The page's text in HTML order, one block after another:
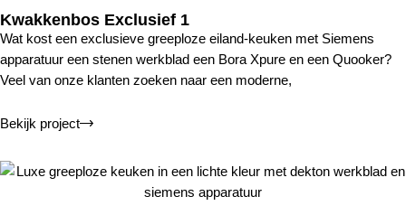
Kwakkenbos Exclusief 1
Wat kost een exclusieve greeploze eiland-keuken met Siemens
apparatuur een stenen werkblad een Bora Xpure en een Quooker?
Veel van onze klanten zoeken naar een moderne,
Bekijk project